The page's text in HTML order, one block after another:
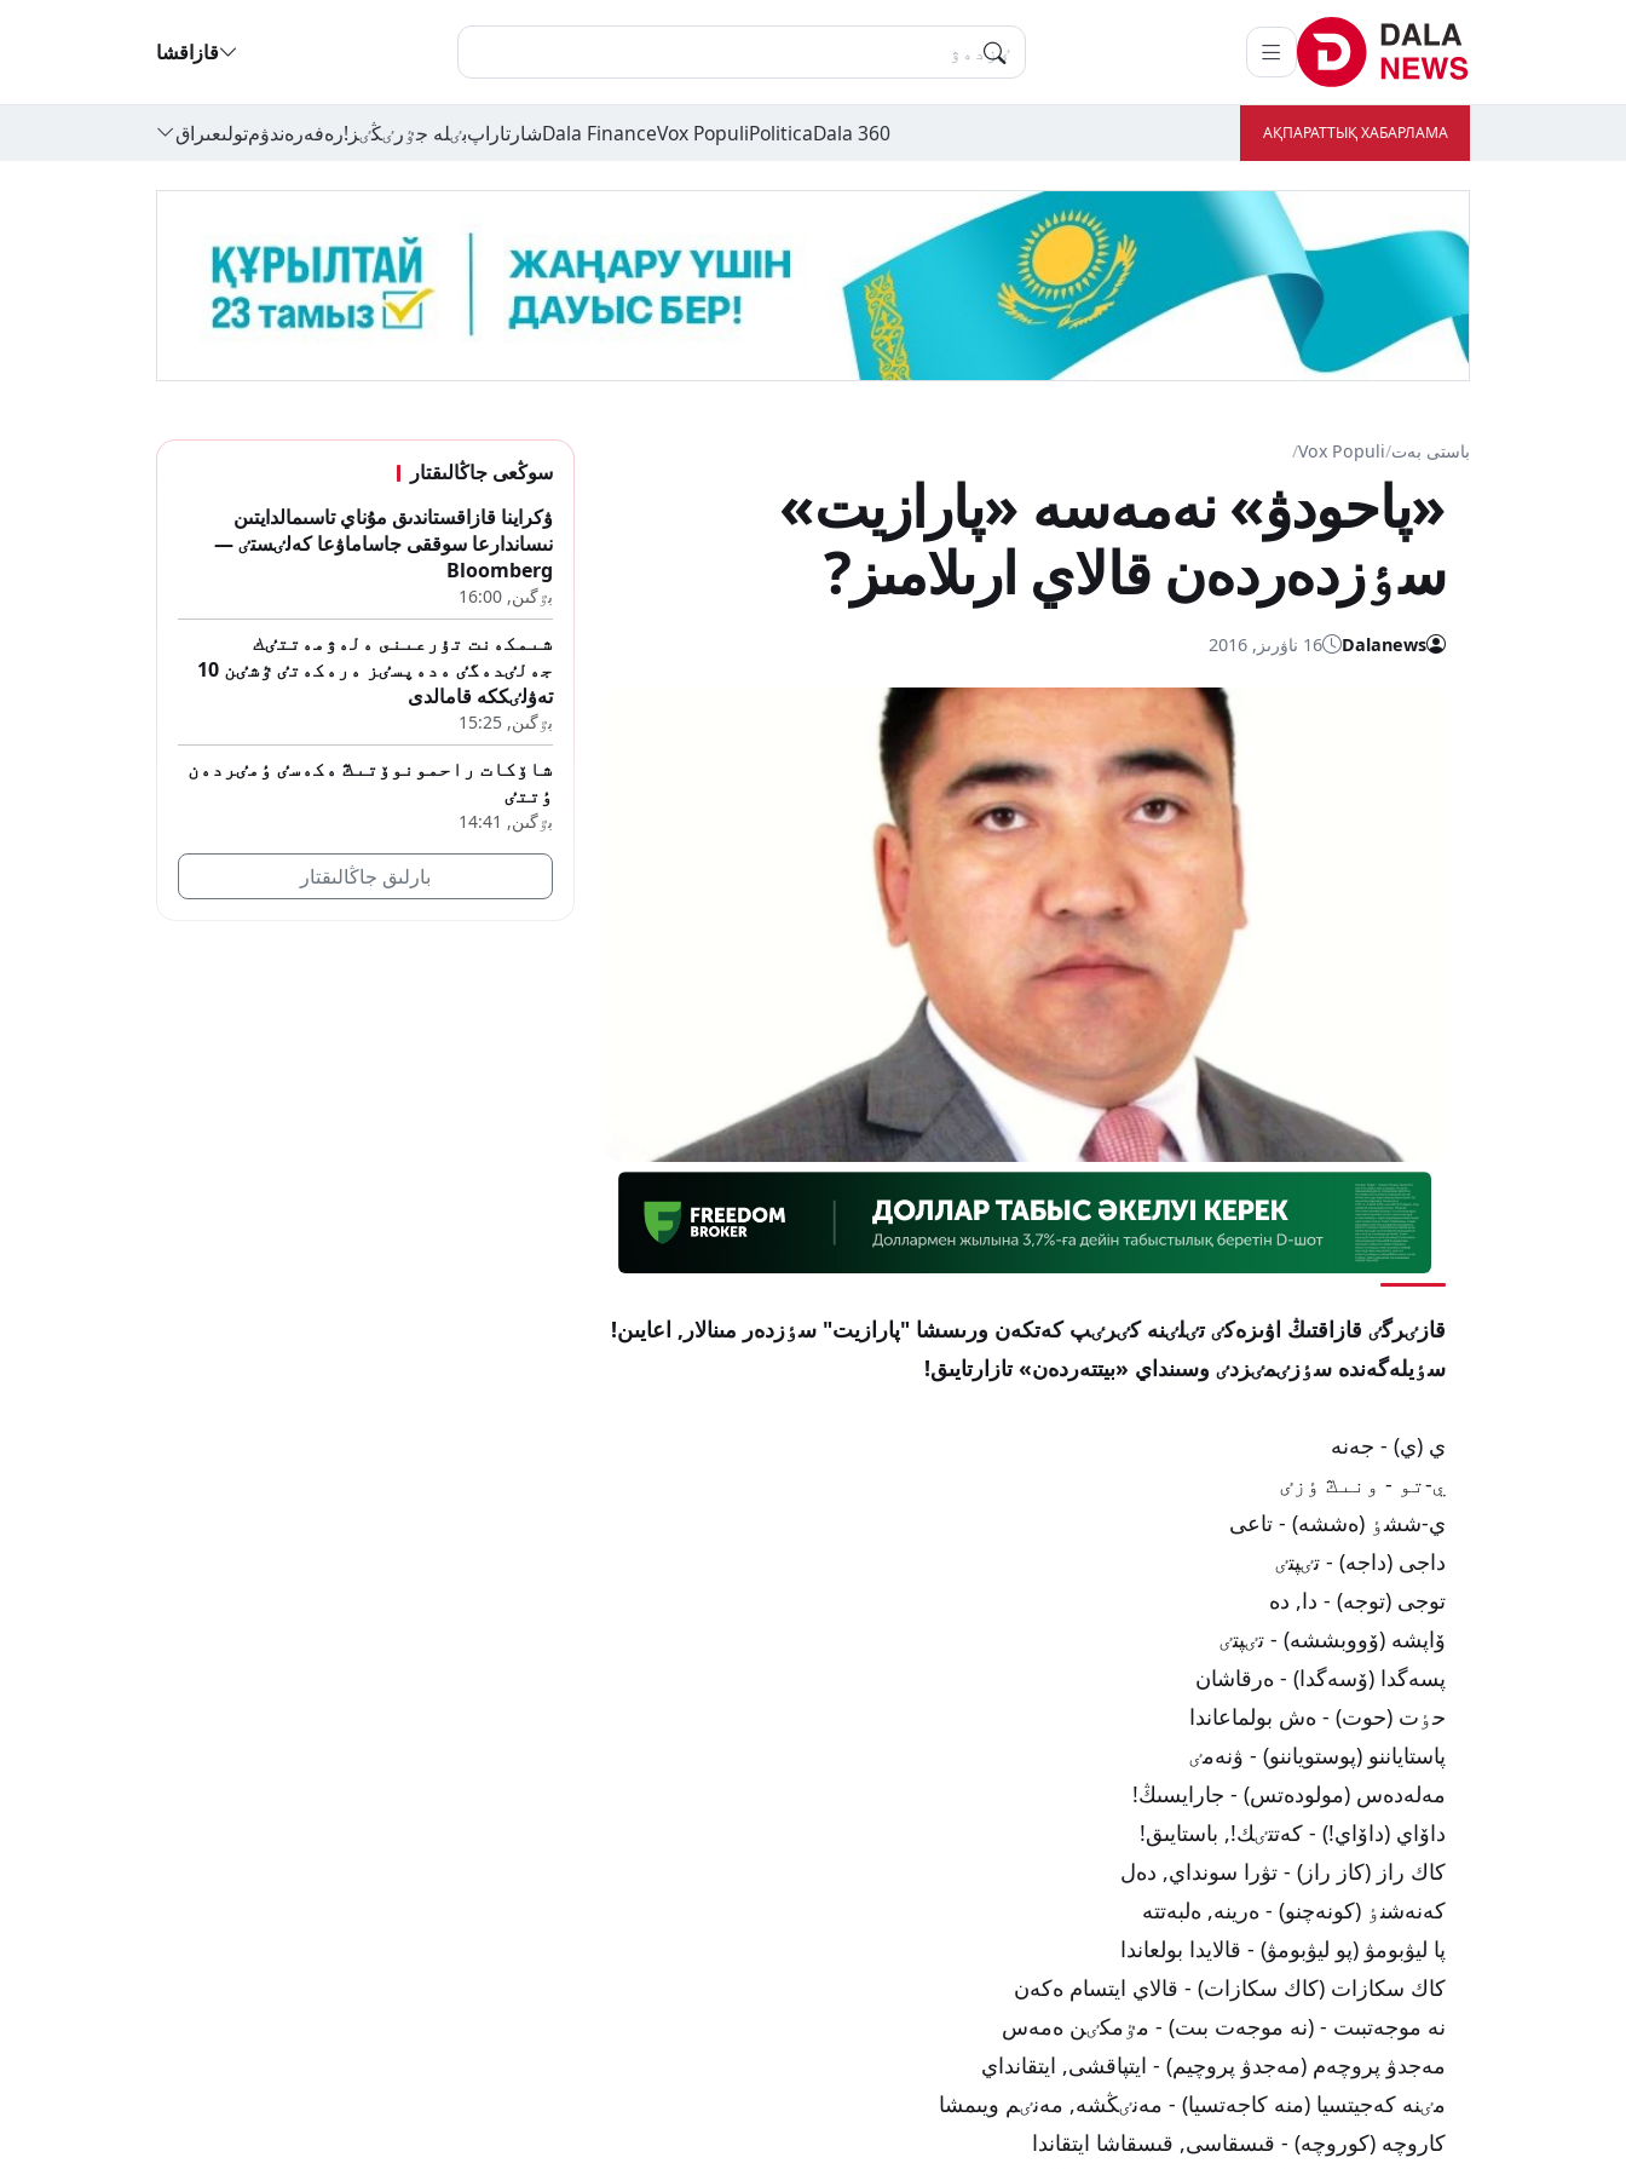
قازاقشا
АҚПАРАТТЫҚ ХАБАРЛАМА
Dala 360
Politica
Vox Populi
Dala Financeشارتاراپبٸلە جٷرٸڭٸز!رەفەرەندۋمتولىعىراق
باستى بەت/
Vox Populi
/
«پاحودۋ» نەمەسە «پارازيت»
سٶزدەردەن قالاي ارىلامىز?
Dalanews 16 ناۋرىز, 2016
قازٸرگٸ قازاقتىڭ اۋىزەكٸ تٸلٸنە كٸرٸپ كەتكەن ورىسشا "پارازيت" سٶزدەر مىنالار, اعايىن!
سٶيلەگەندە سٶزٸمٸزدٸ وسىنداي «بيتتەردەن» تازارتايىق!
ي (ي) - جەنە
ي-تو - ونىڭ ٶزٸ
ي-ششٶ (ەششە) - تاعى
داجى (داجە) - تٸپتٸ
توجى (توجە) - دا, دە
ۆاپشە (ۆووبششە) - تٸپتٸ
پسەگدا (ۆسەگدا) - ەرقاشان
حٶت (حوت) - ەش بولماعاندا
پاستاياننو (پوستوياننو) - ۋنەمٸ
مەلەدەس (مولودەتس) - جارايسىڭ!
داۆاي (داۆاي!) - كەتتٸك!, باستايىق!
كاك راز (كاز راز) - تۋرا سونداي, دەل
كەنەشنٶ (كونەچنو) - ەرينە, ەلبەتتە
پا ليۋبومۋ (پو ليۋبومۋ) - قالايدا بولعاندا
كاك سكازات (كاك سكازات) - قالاي ايتسام ەكەن
نە موجەتبىت - (نە موجەت بىت) - مٷمكٸن ەمەس
مەجدۋ پروچەم (مەجدۋ پروچيم) - ايتپاقشى, ايتقانداي
مٸنە كەجيتسيا (منە كاجەتسيا) - مەنٸڭشە, مەنٸم ويىمشا
كاروچە (كوروچە) - قىسقاسى, قىسقاشا ايتقاندا
سوڭعى جاڭالىقتار
ۋكراينا قازاقستاندىق مۇناي تاسىمالدايتىن
نىساندارعا سوققى جاساماۋعا كەلٸستٸ —
Bloomberg
بٷگىن, 16:00
شىمكەنت تۇرعىنى ەلەۋمەتتٸك
جەلٸدەگٸ ەدەپسٸز ەرەكەتٸ ٷشٸن 10
تەۋلٸككە قامالدى
بٷگىن, 15:25
شاۆكات راحمونوۆتىڭ ەكەسٸ ٶمٸردەن
ٶتتٸ
بٷگىن, 14:41
بارلىق جاڭالىقتار